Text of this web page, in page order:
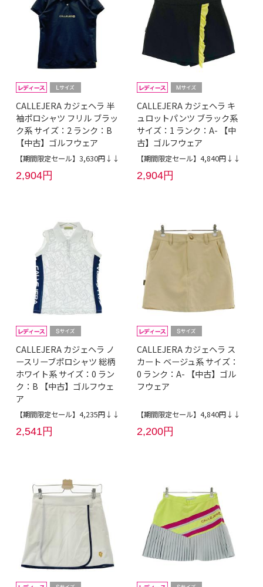
CALLEJERA カジェヘラ 半
袖ポロシャツ フリル ブラッ
ク系 サイズ：2 ランク：B
【中古】ゴルフウェア
【期間限定セール】3,630円↓↓
2,904円
CALLEJERA カジェヘラ キ
ュロットパンツ ブラック系
サイズ：1 ランク：A- 【中
古】ゴルフウェア
【期間限定セール】4,840円↓↓
2,904円
CALLEJERA カジェヘラ ノ
ースリーブポロシャツ 総柄
ホワイト系 サイズ：0 ラン
ク：B 【中古】ゴルフウェ
ア
【期間限定セール】4,235円↓↓
2,541円
CALLEJERA カジェヘラ ス
カート ベージュ系 サイズ：
0 ランク：A- 【中古】ゴル
フウェア
【期間限定セール】4,840円↓↓
2,200円